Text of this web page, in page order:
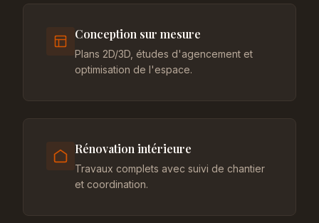
Conception sur mesure
Plans 2D/3D, études d'agencement et
optimisation de l'espace.
Rénovation intérieure
Travaux complets avec suivi de chantier
et coordination.